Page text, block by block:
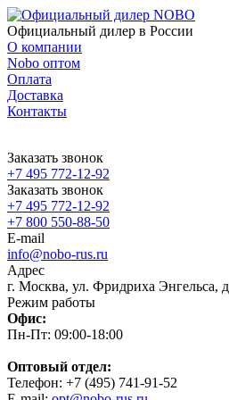
Официальный дилер в России
О компании
Nobo оптом
Оплата
Доставка
Контакты
Заказать звонок
+7 495 772-12-92
Заказать звонок
+7 495 772-12-92
+7 800 550-88-50
E-mail
info@nobo-rus.ru
Адрес
г. Москва, ул. Фридриха Энгельса,
Режим работы
Офис:
Пн-Пт: 09:00-18:00
Оптовый отдел:
Телефон: +7 (495) 741-91-52